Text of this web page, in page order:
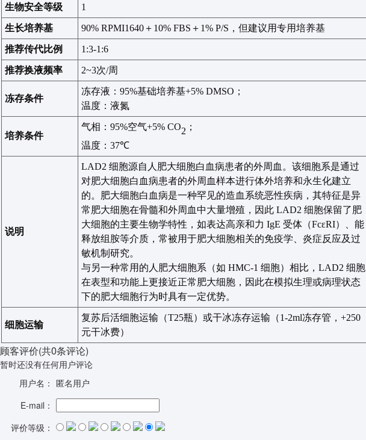
生物安全等级 1
生长培养基 90%RPMI1640＋ 10% FBS ＋ 1% P/S ，但建议用专用培养基
推荐传代比例 1:3-1:6
推荐换液频率 2~3次/周
冻存条件
冻存液：95%基础培养基+5% DMSO ；
温度：液氮
培养条件
气相：95%空气+5% CO2 ；
温度：37℃
说明
LAD2细胞源自人肥大细胞白血病患者的外周血。该细胞系是通过
对肥大细胞白血病患者的外周血样本进行体外培养和永生化建立
的。肥大细胞白血病是一种罕见的造血系统恶性疾病，其特征是异
常肥大细胞在骨髓和外周血中大量增殖，因此LAD2细胞保留了肥
大细胞的主要生物学特性，如表达高亲和力IgE 受体（FcεRI）、能
释放组胺等介质，常被用于肥大细胞相关的免疫学、炎症反应及过
敏机制研究。
与另一种常用的人肥大细胞系（如 HMC-1细胞）相比，LAD2细胞
在表型和功能上更接近正常肥大细胞，因此在模拟生理或病理状态
下的肥大细胞行为时具有一定优势。
细胞运输
复苏后活细胞运输（T25瓶）或干冰冻存运输（1-2ml冻存管，+250
元干冰费）
顾客评价(共0条评论)
暂时还没有任何用户评论
用户名： 匿名用户
E-mail：
评价等级：